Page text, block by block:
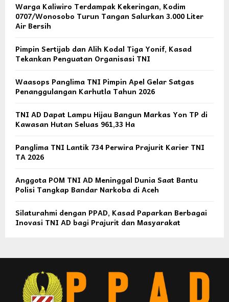
Warga Kaliwiro Terdampak Kekeringan, Kodim
0707/Wonosobo Turun Tangan Salurkan 3.000 Liter
Air Bersih
Pimpin Sertijab dan Alih Kodal Tiga Yonif, Kasad
Tekankan Penguatan Organisasi TNI
Waasops Panglima TNI Pimpin Apel Gelar Satgas
Penanggulangan Karhutla Tahun 2026
TNI AD Dapat Lampu Hijau Bangun Markas Yon TP di
Kawasan Hutan Seluas 961,33 Ha
Panglima TNI Lantik 734 Perwira Prajurit Karier TNI
TA 2026
Anggota POM TNI AD Meninggal Dunia Saat Bantu
Polisi Tangkap Bandar Narkoba di Aceh
Silaturahmi dengan PPAD, Kasad Paparkan Berbagai
Inovasi TNI AD bagi Prajurit dan Masyarakat